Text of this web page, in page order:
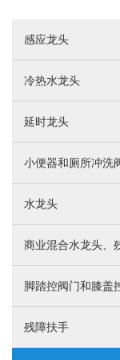
感应龙头
冷热水龙头
延时龙头
小便器和厕所冲洗
水龙头
商业混合水龙头、
脚踏控阀门和膝盖
残障扶手